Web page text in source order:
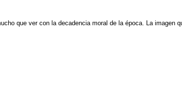
que ver con la decadencia moral de la época. La